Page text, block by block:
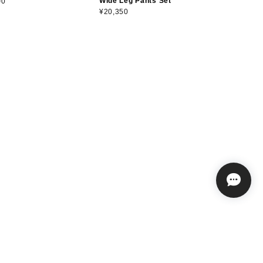
¥20,350